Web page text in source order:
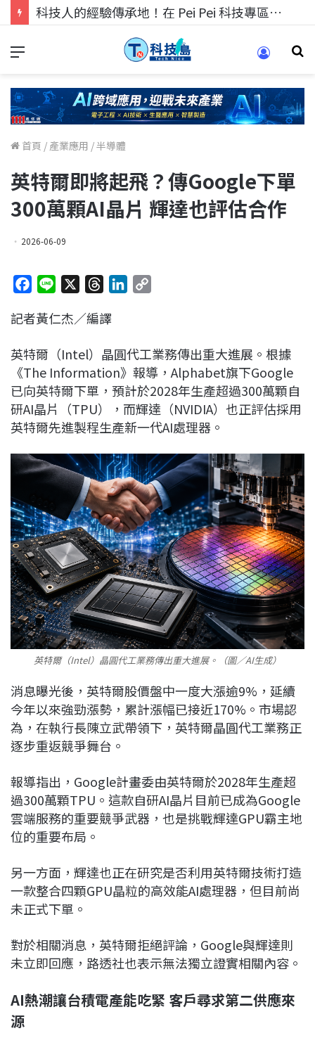
科技人的經驗傳承地！在 Pei Pei 科技專區，與學弟妹交流最硬核的技術
首頁 / 產業應用 /半導體
英特爾即將起飛？傳Google下單
300萬顆AI晶片 輝達也評估合作
2026-06-09
c
b
o
o
k
n
r
a
d
s
e
d
I
n
L
i
n
k
記者黃仁杰／編譯
英特爾（Intel）晶圓代工業務傳出重大進展。根據
《The Information》報導，Alphabet旗下Google
已向英特爾下單，預計於2028年生產超過300萬顆自
研AI晶片（TPU），而輝達（NVIDIA）也正評估採用
英特爾先進製程生產新一代AI處理器。
英特爾（Intel）晶圓代工業務傳出重大進展。（圖／AI生成）
消息曝光後，英特爾股價盤中一度大漲逾9%，延續
今年以來強勁漲勢，累計漲幅已接近170%。市場認
為，在執行長陳立武帶領下，英特爾晶圓代工業務正
逐步重返競爭舞台。
報導指出，Google計畫委由英特爾於2028年生產超
過300萬顆TPU。這款自研AI晶片目前已成為Google
雲端服務的重要競爭武器，也是挑戰輝達GPU霸主地
位的重要布局。
另一方面，輝達也正在研究是否利用英特爾技術打造
一款整合四顆GPU晶粒的高效能AI處理器，但目前尚
未正式下單。
對於相關消息，英特爾拒絕評論，Google與輝達則
未立即回應，路透社也表示無法獨立證實相關內容。
AI熱潮讓台積電產能吃緊 客戶尋求第二供應來
源